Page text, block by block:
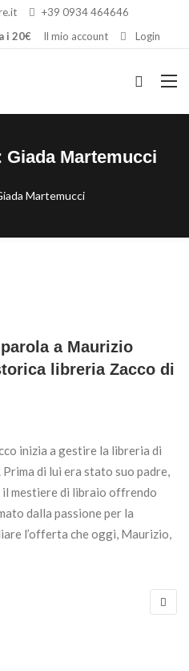
+39 0934 464646
i 20€
Il mio account Login
Giada Martemucci
Martemucci
a Maurizio
libreria Zacco di
inizia a gestire la libreria di
di lui era stato suo padre,
il mestiere di libraio offrendo
dalla passione per la
l’offerta che oggi, Maurizio,